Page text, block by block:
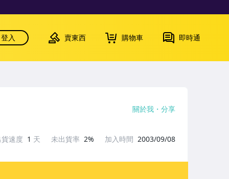
登入 賣東西 購物車 即時通
關於我 分享
速度 1 天 未出貨率 2% 加入時間 2003/09/08